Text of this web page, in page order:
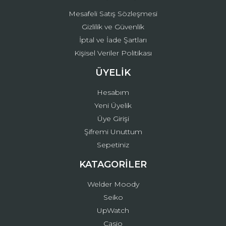
Mesafeli Satış Sözleşmesi
Gizlilik ve Güvenlik
İptal ve İade Şartları
Kişisel Veriler Politikası
ÜYELİK
Hesabım
Yeni Üyelik
Üye Girişi
Şifremi Unuttum
Sepetiniz
KATAGORİLER
Welder Moody
Seiko
UpWatch
Casio